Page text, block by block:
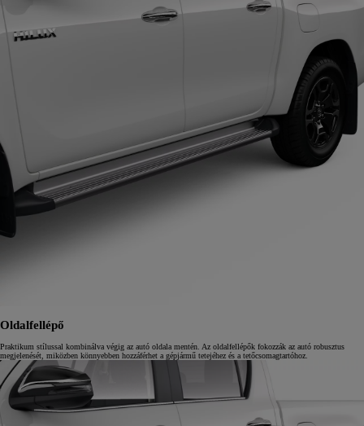
Oldalfellépő
Praktikum stílussal kombinálva végig az autó oldala mentén. Az oldalfellépők fokozzák az autó robusztus
megjelenését, miközben könnyebben hozzáférhet a gépjármű tetejéhez és a tetőcsomagtartóhoz.